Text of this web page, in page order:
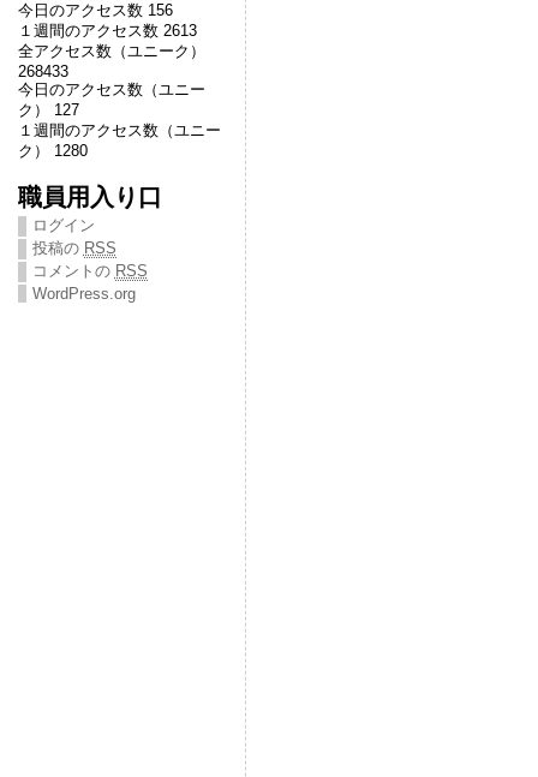
今日のアクセス数 156
１週間のアクセス数 2613
全アクセス数（ユニーク）
268433
今日のアクセス数（ユニー
ク） 127
１週間のアクセス数（ユニー
ク） 1280
職員用入り口
ログイン
投稿の RSS
コメントの RSS
WordPress.org